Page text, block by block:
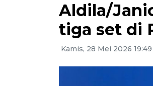
Aldila/
tiga set di
Kamis, 28 Mei 2026